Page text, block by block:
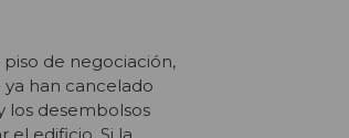
de negociación,
han cancelado
los desembolsos